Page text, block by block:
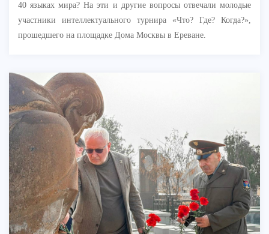
40 языках мира? На эти и другие вопросы отвечали молодые
участники интеллектуального турнира «Что? Где? Когда?»,
прошедшего на площадке Дома Москвы в Ереване.